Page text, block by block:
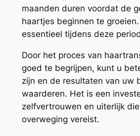
maanden duren voordat de
haartjes beginnen te
essentieel tijdens deze
Door het proces van
goed te begrijpen, kunt u
zijn en de resultaten van uw
waarderen. Het is een
zelfvertrouwen en uiterlijk
overweging vereist.